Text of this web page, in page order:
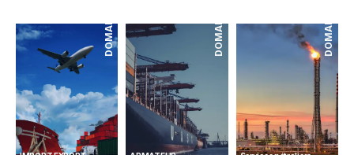
DOMAINES DOMAINES DOMAINES